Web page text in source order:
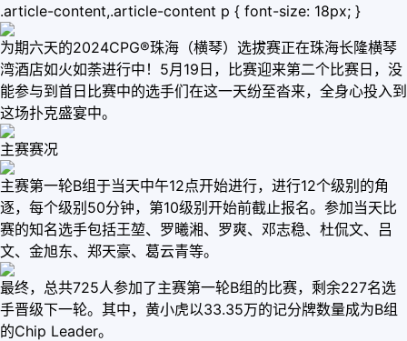
.article-content,.article-content p { font-size: 18px; }
为期六天的2024CPG®珠海（横琴）选拔赛正在珠海长隆横琴
湾酒店如火如荼进行中！5月19日，比赛迎来第二个比赛日，没
能参与到首日比赛中的选手们在这一天纷至沓来，全身心投入到
这场扑克盛宴中。
主赛赛况
主赛第一轮B组于当天中午12点开始进行，进行12个级别的角
逐，每个级别50分钟，第10级别开始前截止报名。参加当天比
赛的知名选手包括王堃、罗曦湘、罗爽、邓志稳、杜侃文、吕
文、金旭东、郑天豪、葛云青等。
最终，总共725人参加了主赛第一轮B组的比赛，剩余227名选
手晋级下一轮。其中，黄小虎以33.35万的记分牌数量成为B组
的Chip Leader。